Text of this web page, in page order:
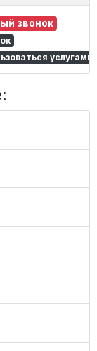
звонок
услугами